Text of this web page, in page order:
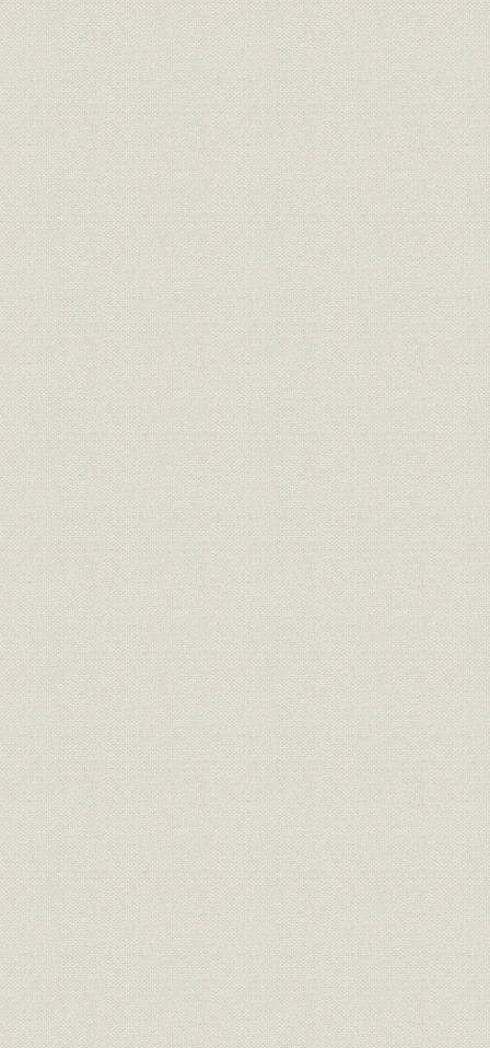
所設備(光輝度光科学研究センタ
ー[に納入])(7)自動車技術の発展
に貢献するシャシーダイナモメ
ータ(8)連続鋳造設備統合システ
ム(トーアスチール[に納入])
技術;製品
未知を拓く (1)遮断器歪み試験
(大崎・機番技術研究所(2)亜鉛
臭素電池の性能試験(大崎・製品
開発研究所)(3)オゾン・紫外線
汚水浄化実験(大崎・製品開発研
究所)(4)マルチメディア利用の
スラッジプラント総合監視シス
テム(東京都下水道局)(5)シール
ド室微弱電流実験(大崎・基盤技
術研究所)(6)X線光電子分光分析
試験(同上)
製品 鋳鉄製グリッド抵抗器 大正10年
製品
1,350~1,700V電車用ガラス容器
アルミニウム避雷器
昭和2年
製品
電話回路フィルタ用アルミニウ
ム電解蓄電器
[昭和6年
製品
アルミニウム電解蓄電器断面略
図
[昭和6年
製品
100V 500W ユートピア電熱炊
事器
昭和6年
製品 線輪巻数比較測定装置 昭和16年
製品
500μF直流10V従来型アルミニ
ウム電解蓄電器と昭和7年製品
化した粘性アルミニウム電解蓄
電器とその中身
昭和7年
製品 モールド形回転トランス 昭和36年
製品
700kV 4,500kVA試験用変圧器絶
縁台
昭和36年
製品 塩素ガス暴露試験装置 昭和38年
製品 接点寿命試験装置 昭和35年
製品
熱中性子束分布測定用箔および
ケース
昭和37年
製品
熱中性子スペクトル測定用フィ
ルタ
昭和37年
製品 ハーメチックアレスタ 昭和34年